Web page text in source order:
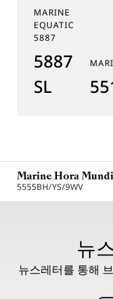
MARINE
EQUATION
5887
5887PT/
SL
Marine Hora
5555BH/YS/9WV
뉴
뉴스레터를 통해